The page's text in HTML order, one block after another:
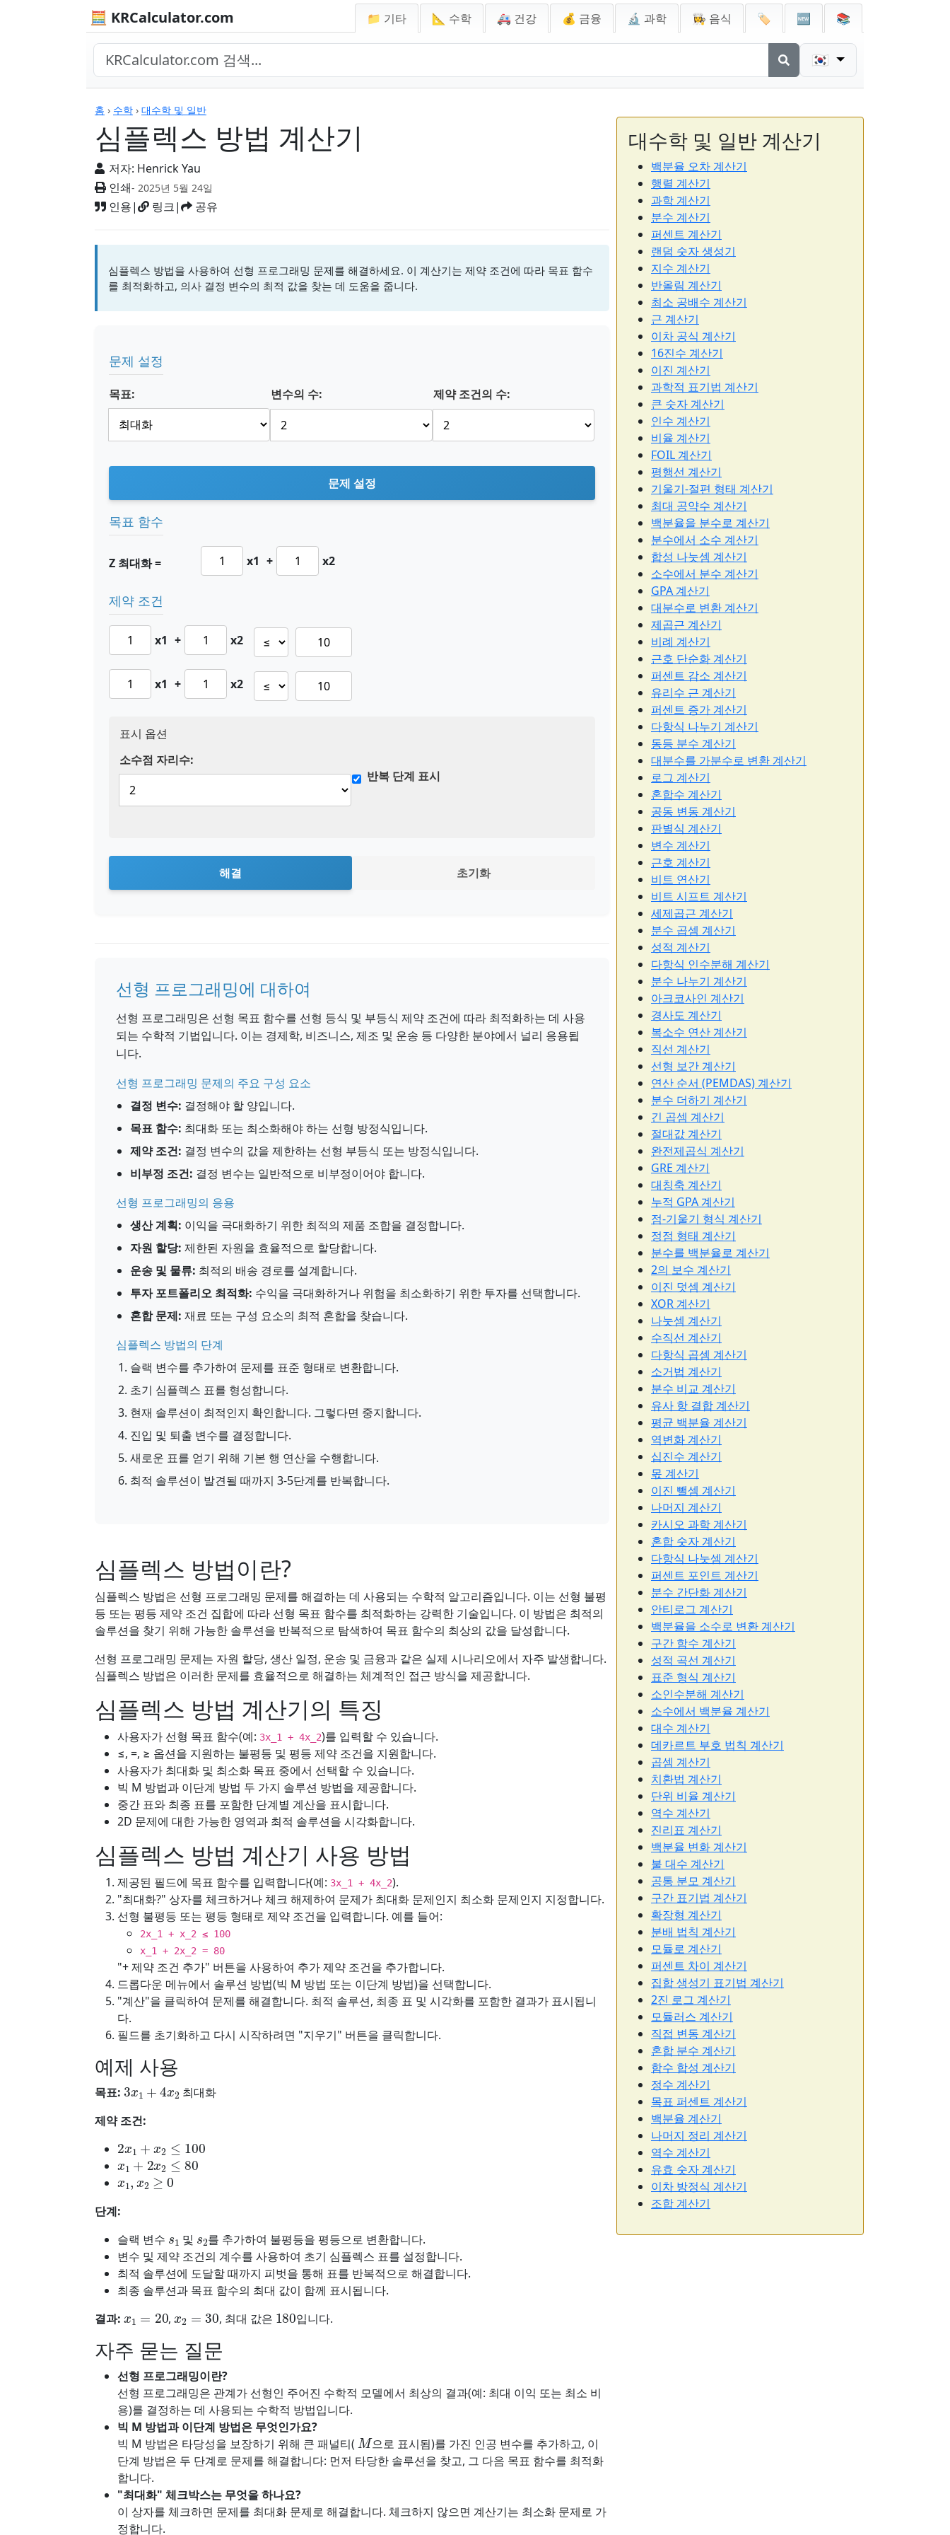
🧮 KRCalculator.com 📁 기타 📐 수학 🚑 건강 💰 금융 🔬 과학 👩‍🍳 음식 🏷️ 🆕 📚
🇰🇷
홈 › 수학 › 대수학 및 일반
심플렉스 방법 계산기
저자: Henrick Yau
인쇄- 2025년 5월 24일
인용| 링크| 공유
계산기
심플렉스 방법을 사용하여 선형 프로그래밍 문제를 해결하세요. 이 계산기는 제약 조건에 따라 목표 함수
를 최적화하고, 의사 결정 변수의 최적 값을 찾는 데 도움을 줍니다.
문제 설정
목표: 변수의 수: 제약 조건의 수:
문제 설정
목표 함수
Z 최대화 = x1 + x2
제약 조건
x1 + x2
x1 + x2
표시 옵션
소수점 자리수:
반복 단계 표시
해결 초기화
선형 프로그래밍에 대하여
선형 프로그래밍은 선형 목표 함수를 선형 등식 및 부등식 제약 조건에 따라 최적화하는 데 사용
되는 수학적 기법입니다. 이는 경제학, 비즈니스, 제조 및 운송 등 다양한 분야에서 널리 응용됩
니다.
선형 프로그래밍 문제의 주요 구성 요소
결정 변수: 결정해야 할 양입니다.
목표 함수: 최대화 또는 최소화해야 하는 선형 방정식입니다.
제약 조건: 결정 변수의 값을 제한하는 선형 부등식 또는 방정식입니다.
비부정 조건: 결정 변수는 일반적으로 비부정이어야 합니다.
선형 프로그래밍의 응용
생산 계획: 이익을 극대화하기 위한 최적의 제품 조합을 결정합니다.
자원 할당: 제한된 자원을 효율적으로 할당합니다.
운송 및 물류: 최적의 배송 경로를 설계합니다.
투자 포트폴리오 최적화: 수익을 극대화하거나 위험을 최소화하기 위한 투자를 선택합니다.
혼합 문제: 재료 또는 구성 요소의 최적 혼합을 찾습니다.
심플렉스 방법의 단계
슬랙 변수를 추가하여 문제를 표준 형태로 변환합니다.
초기 심플렉스 표를 형성합니다.
현재 솔루션이 최적인지 확인합니다. 그렇다면 중지합니다.
진입 및 퇴출 변수를 결정합니다.
새로운 표를 얻기 위해 기본 행 연산을 수행합니다.
최적 솔루션이 발견될 때까지 3-5단계를 반복합니다.
심플렉스 방법이란?
심플렉스 방법은 선형 프로그래밍 문제를 해결하는 데 사용되는 수학적 알고리즘입니다. 이는 선형 불평
등 또는 평등 제약 조건 집합에 따라 선형 목표 함수를 최적화하는 강력한 기술입니다. 이 방법은 최적의
솔루션을 찾기 위해 가능한 솔루션을 반복적으로 탐색하여 목표 함수의 최상의 값을 달성합니다.
선형 프로그래밍 문제는 자원 할당, 생산 일정, 운송 및 금융과 같은 실제 시나리오에서 자주 발생합니다.
심플렉스 방법은 이러한 문제를 효율적으로 해결하는 체계적인 접근 방식을 제공합니다.
심플렉스 방법 계산기의 특징
사용자가 선형 목표 함수(예: 3x_1 + 4x_2)를 입력할 수 있습니다.
≤, =, ≥ 옵션을 지원하는 불평등 및 평등 제약 조건을 지원합니다.
사용자가 최대화 및 최소화 목표 중에서 선택할 수 있습니다.
빅 M 방법과 이단계 방법 두 가지 솔루션 방법을 제공합니다.
중간 표와 최종 표를 포함한 단계별 계산을 표시합니다.
2D 문제에 대한 가능한 영역과 최적 솔루션을 시각화합니다.
심플렉스 방법 계산기 사용 방법
제공된 필드에 목표 함수를 입력합니다(예: 3x_1 + 4x_2).
"최대화?" 상자를 체크하거나 체크 해제하여 문제가 최대화 문제인지 최소화 문제인지 지정합니다.
선형 불평등 또는 평등 형태로 제약 조건을 입력합니다. 예를 들어:
2x_1 + x_2 ≤ 100
x_1 + 2x_2 = 80
"+ 제약 조건 추가" 버튼을 사용하여 추가 제약 조건을 추가합니다.
드롭다운 메뉴에서 솔루션 방법(빅 M 방법 또는 이단계 방법)을 선택합니다.
"계산"을 클릭하여 문제를 해결합니다. 최적 솔루션, 최종 표 및 시각화를 포함한 결과가 표시됩니
다.
필드를 초기화하고 다시 시작하려면 "지우기" 버튼을 클릭합니다.
예제 사용
목표:
3 +4 x2
최대화
제약 조건:
x1+ 2x2≤80
x1 ,x 2≥0
단계:
슬랙 변수
및
를 추가하여 불평등을 평등으로 변환합니다.
변수 및 제약 조건의 계수를 사용하여 초기 심플렉스 표를 설정합니다.
최적 솔루션에 도달할 때까지 피벗을 통해 표를 반복적으로 해결합니다.
최종 솔루션과 목표 함수의 최대 값이 함께 표시됩니다.
결과:
, , 최대 값은 입니다.
자주 묻는 질문
선형 프로그래밍이란?
선형 프로그래밍은 관계가 선형인 주어진 수학적 모델에서 최상의 결과(예: 최대 이익 또는 최소 비
용)를 결정하는 데 사용되는 수학적 방법입니다.
빅 M 방법과 이단계 방법은 무엇인가요?
빅 M 방법은 타당성을 보장하기 위해 큰 패널티(
M
으로 표시됨)를 가진 인공 변수를 추가하고, 이
단계 방법은 두 단계로 문제를 해결합니다: 먼저 타당한 솔루션을 찾고, 그 다음 목표 함수를 최적화
합니다.
"최대화" 체크박스는 무엇을 하나요?
이 상자를 체크하면 문제를 최대화 문제로 해결합니다. 체크하지 않으면 계산기는 최소화 문제로 가
정합니다.
대수학 및 일반 계산기
백분율 오차 계산기
행렬 계산기
과학 계산기
분수 계산기
퍼센트 계산기
랜덤 숫자 생성기
지수 계산기
반올림 계산기
최소 공배수 계산기
근 계산기
이차 공식 계산기
16진수 계산기
이진 계산기
과학적 표기법 계산기
큰 숫자 계산기
인수 계산기
비율 계산기
FOIL 계산기
평행선 계산기
기울기-절편 형태 계산기
최대 공약수 계산기
백분율을 분수로 계산기
분수에서 소수 계산기
합성 나눗셈 계산기
소수에서 분수 계산기
GPA 계산기
대분수로 변환 계산기
제곱근 계산기
비례 계산기
근호 단순화 계산기
퍼센트 감소 계산기
유리수 근 계산기
퍼센트 증가 계산기
다항식 나누기 계산기
동등 분수 계산기
대분수를 가분수로 변환 계산기
로그 계산기
혼합수 계산기
공동 변동 계산기
판별식 계산기
변수 계산기
근호 계산기
비트 연산기
비트 시프트 계산기
세제곱근 계산기
분수 곱셈 계산기
성적 계산기
다항식 인수분해 계산기
분수 나누기 계산기
아크코사인 계산기
경사도 계산기
복소수 연산 계산기
직선 계산기
선형 보간 계산기
연산 순서 (PEMDAS) 계산기
분수 더하기 계산기
긴 곱셈 계산기
절대값 계산기
완전제곱식 계산기
GRE 계산기
대칭축 계산기
누적 GPA 계산기
점-기울기 형식 계산기
정점 형태 계산기
분수를 백분율로 계산기
2의 보수 계산기
이진 덧셈 계산기
XOR 계산기
나눗셈 계산기
수직선 계산기
다항식 곱셈 계산기
소거법 계산기
분수 비교 계산기
유사 항 결합 계산기
평균 백분율 계산기
역변화 계산기
십진수 계산기
몫 계산기
이진 뺄셈 계산기
나머지 계산기
카시오 과학 계산기
혼합 숫자 계산기
다항식 나눗셈 계산기
퍼센트 포인트 계산기
분수 간단화 계산기
안티로그 계산기
백분율을 소수로 변환 계산기
구간 함수 계산기
성적 곡선 계산기
표준 형식 계산기
소인수분해 계산기
소수에서 백분율 계산기
대수 계산기
데카르트 부호 법칙 계산기
곱셈 계산기
치환법 계산기
단위 비율 계산기
역수 계산기
진리표 계산기
백분율 변화 계산기
불 대수 계산기
공통 분모 계산기
구간 표기법 계산기
확장형 계산기
분배 법칙 계산기
모듈로 계산기
퍼센트 차이 계산기
집합 생성기 표기법 계산기
2진 로그 계산기
모듈러스 계산기
직접 변동 계산기
혼합 분수 계산기
함수 합성 계산기
정수 계산기
목표 퍼센트 계산기
백분율 계산기
나머지 정리 계산기
역수 계산기
유효 숫자 계산기
이차 방정식 계산기
조합 계산기